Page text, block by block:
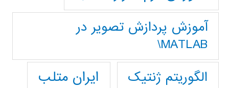
آموزش پردازش تصوير در
MATLAB\
الگوریتم ژنتیک
ایران متلب